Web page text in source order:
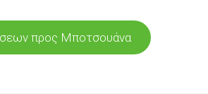
προς Μποτσουάνα